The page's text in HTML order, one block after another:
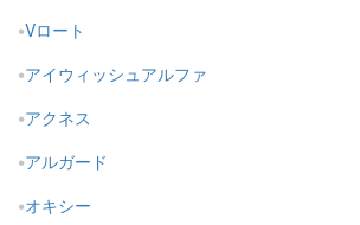
Vロート
アイウィッシュアルファ
アクネス
アルガード
オキシー